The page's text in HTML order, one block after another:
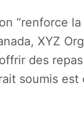
“renforce la
XYZ
des
soumis